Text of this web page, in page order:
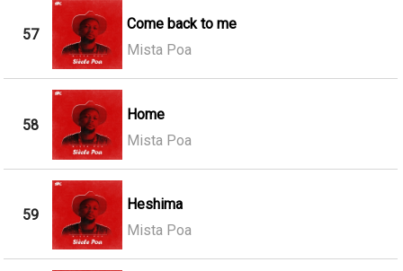
57
Come back to me
Mista Poa
58
Home
Mista Poa
59
Heshima
Mista Poa